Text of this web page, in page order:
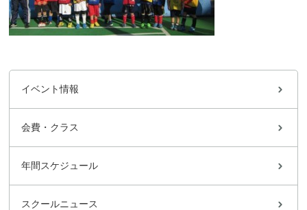
イベント情報
会費・クラス
年間スケジュール
スクールニュース